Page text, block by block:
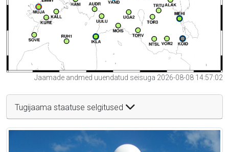
Jaamade andmed uuendatud seisuga 2026-08-08 14:57:02
Tugijaama staatuse selgitused